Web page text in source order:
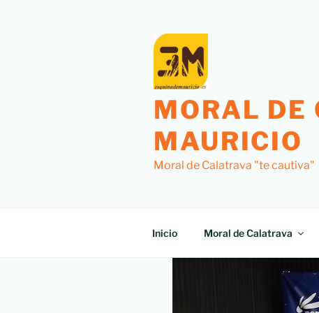
MORAL DE
MAURICIO
Moral de Calatrava "te cautiva"
Inicio Moral de Calatrava